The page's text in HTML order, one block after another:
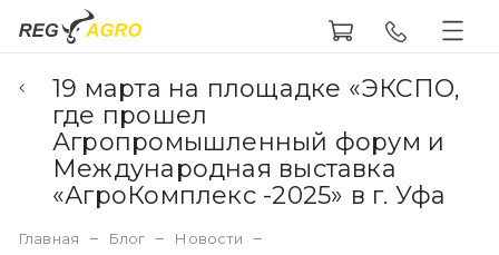
19 марта на площадке «ЭКСПО,
где прошел
Агропромышленный форум и
Международная выставка
«АгроКомплекс -2025» в г. Уфа
Главная Блог
Новости